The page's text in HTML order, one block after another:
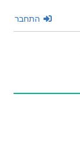
התחבר